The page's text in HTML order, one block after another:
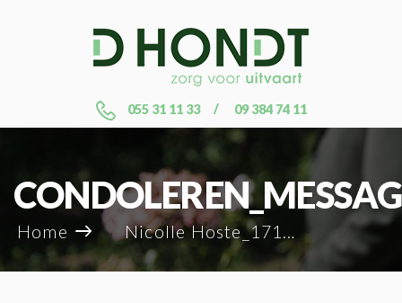
055 31 11 33 09 384 74 11
Home Nicolle Hoste_17111